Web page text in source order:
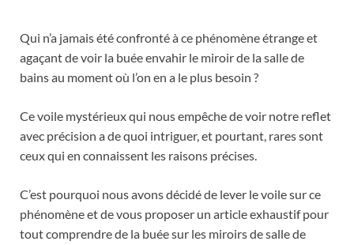
Qui n’a jamais été confronté à ce phénomène étrange et
agaçant de voir la buée envahir le miroir de la salle de
bains au moment où l’on en a le plus besoin ?
Ce voile mystérieux qui nous empêche de voir notre reflet
avec précision a de quoi intriguer, et pourtant, rares sont
ceux qui en connaissent les raisons précises.
C’est pourquoi nous avons décidé de lever le voile sur ce
phénomène et de vous proposer un article exhaustif pour
tout comprendre de la buée sur les miroirs de salle de